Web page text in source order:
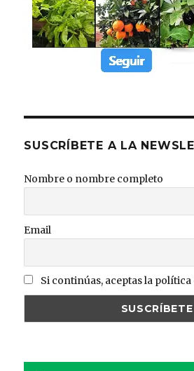
SUSCRÍBETE A LA
Nombre o nombre completo
Email
Si continúas, aceptas la